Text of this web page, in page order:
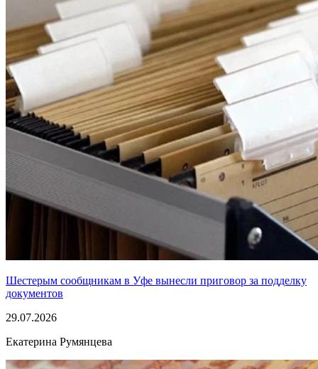
Шестерым сообщникам в Уфе вынесли приговор за подделку
документов
29.07.2026
Екатерина Румянцева